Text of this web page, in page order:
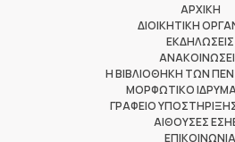
ΑΡΧΙΚΗ
ΔΙΟΙΚΗΤΙΚΗ
ΕΚΔΗΛΩΣΕΙΣ
Η ΒΙΒΛΙΟΘΗΚΗ ΤΩΝ
ΜΟΡΦΩΤΙΚΟ
ΓΡΑΦΕΙΟ
ΑΙΘΟΥΣΕΣ
ΕΠΙΚΟΙΝΩΝΙΑ